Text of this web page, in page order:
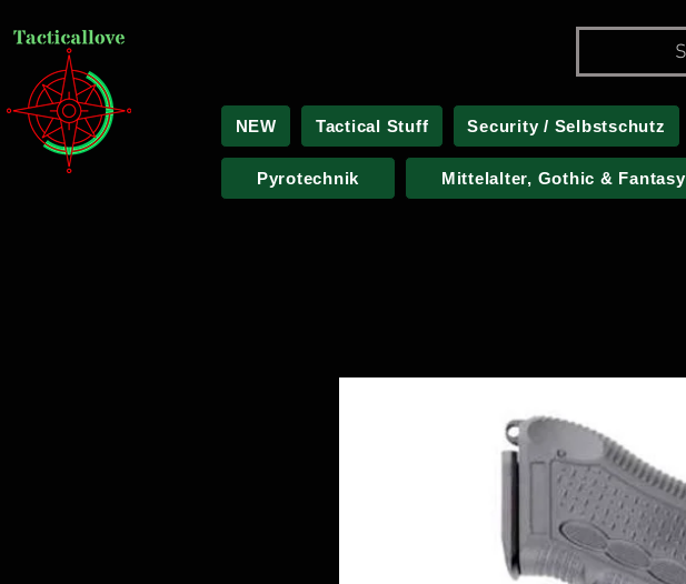
NEW Tactical Stuff Security / Selbstschutz
Pyrotechnik Mittelalter, Gothic & Fantasy